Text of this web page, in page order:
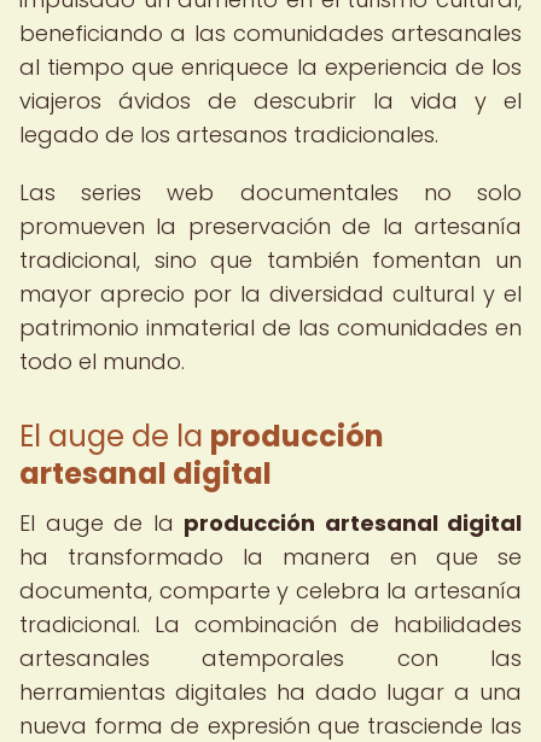
beneficiando a las comunidades artesanales
al tiempo que enriquece la experiencia de los
viajeros ávidos de descubrir la vida y el
legado de los artesanos tradicionales.
Las series web documentales no solo
promueven la preservación de la artesanía
tradicional, sino que también fomentan un
mayor aprecio por la diversidad cultural y el
patrimonio inmaterial de las comunidades en
todo el mundo.
El auge de la producción
artesanal digital
El auge de la producción artesanal digital
ha transformado la manera en que se
documenta, comparte y celebra la artesanía
tradicional. La combinación de habilidades
artesanales atemporales con las
herramientas digitales ha dado lugar a una
nueva forma de expresión que trasciende las